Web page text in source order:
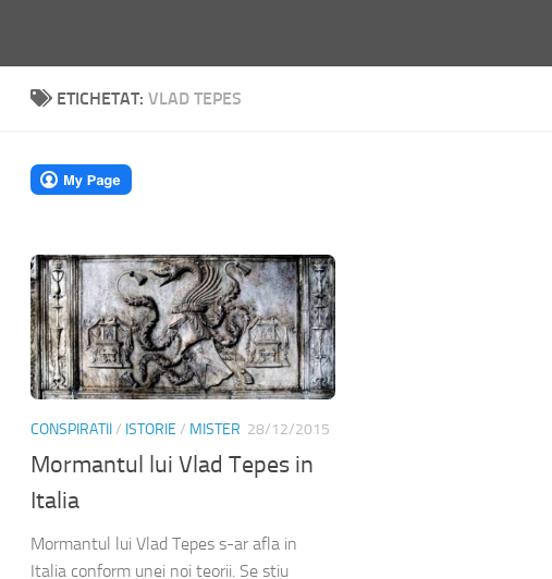
ETICHETAT: VLAD TEPES
CONSPIRATII/ ISTORIE / MISTER 28/12/2015
Mormantul lui Vlad Tepes in
Italia
Mormantul lui Vlad Tepes s-ar afla in
Italia conform unei noi teorii. Se stiu